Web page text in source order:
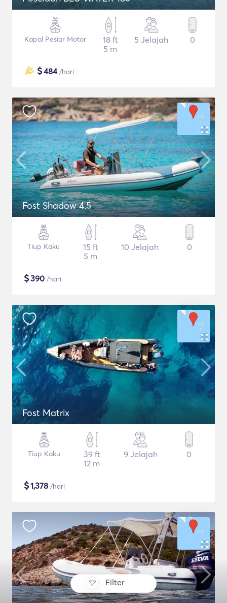
Filter
Kapal Pesiar Motor
18 ft
5 m
5 Jelajah 0
$484/hari
Fost Shadow 4.5
Tiup Kaku
15 ft
5 m
10 Jelajah 0
$390 /hari
Fost Matrix
Tiup Kaku
39 ft
12 m
9 Jelajah 0
$1,378 /hari